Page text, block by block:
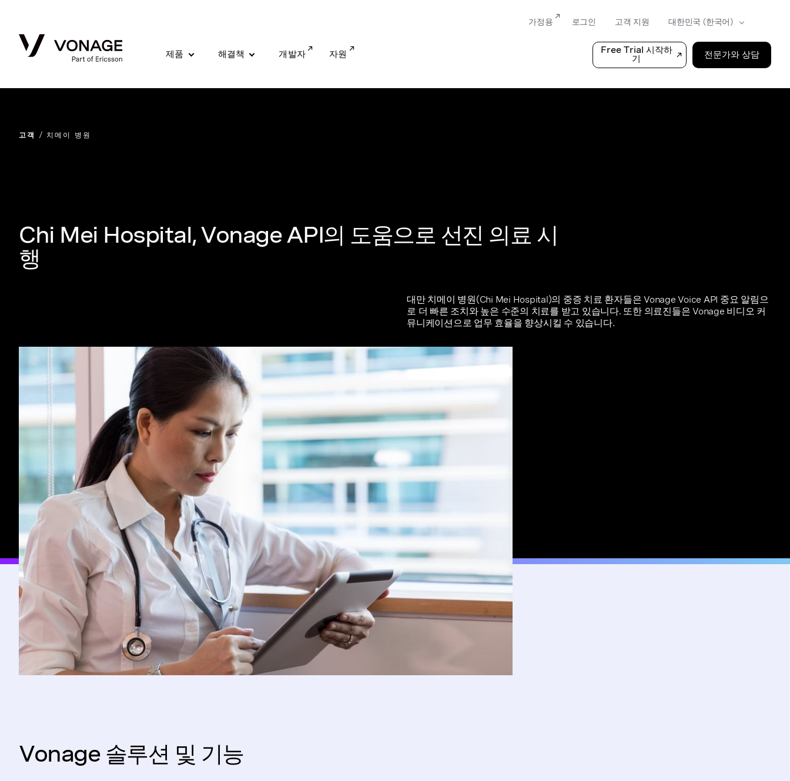
제품 해결책 개발자 자원
Free Trial 시작하
기
전문가와 상담
가정용 로그인 고객 지원
고객 치메이 병원
Chi Mei Hospital, Vonage API의 도움으로 선진 의료 시
행
대만 치메이 병원(Chi Mei Hospital)의 중증 치료 환자들은 Vonage Voice API 중요 알림으
로 더 빠른 조치와 높은 수준의 치료를 받고 있습니다. 또한 의료진들은 Vonage 비디오 커
뮤니케이션으로 업무 효율을 향상시킬 수 있습니다.
Vonage 솔루션 및 기능